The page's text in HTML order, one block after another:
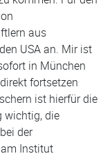
aus
USA an. Mir ist
in München
fortsetzen
ist hierfür die
wichtig, die
der
Institut